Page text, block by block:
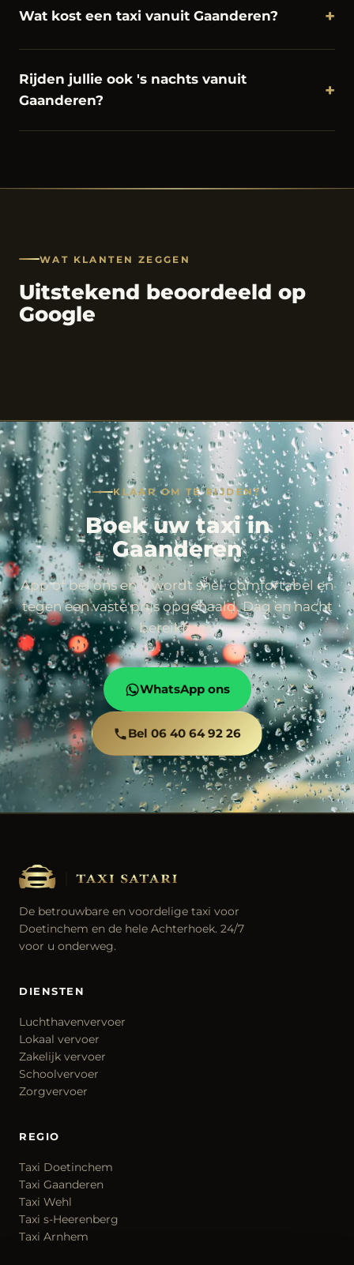
Wat kost een taxi vanuit Gaanderen? +
Rijden jullie ook 's nachts vanuit
Gaanderen?
+
WAT KLANTEN ZEGGEN
Uitstekend beoordeeld op
Google
KLAAR OM TE RIJDEN?
Boek uw taxi in
Gaanderen
App of bel ons en u wordt snel, comfortabel en
tegen een vaste prijs opgehaald. Dag en nacht
bereikbaar.
WhatsApp ons
Bel 06 40 64 92 26
De betrouwbare en voordelige taxi voor
Doetinchem en de hele Achterhoek. 24/7
voor u onderweg.
DIENSTEN
Luchthavenvervoer
Lokaal vervoer
Zakelijk vervoer
Schoolvervoer
Zorgvervoer
REGIO
Taxi Doetinchem
Taxi Gaanderen
Taxi Wehl
Taxi s-Heerenberg
Taxi Arnhem